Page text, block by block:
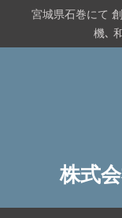
テ
宮城県石巻にて
機､
株式